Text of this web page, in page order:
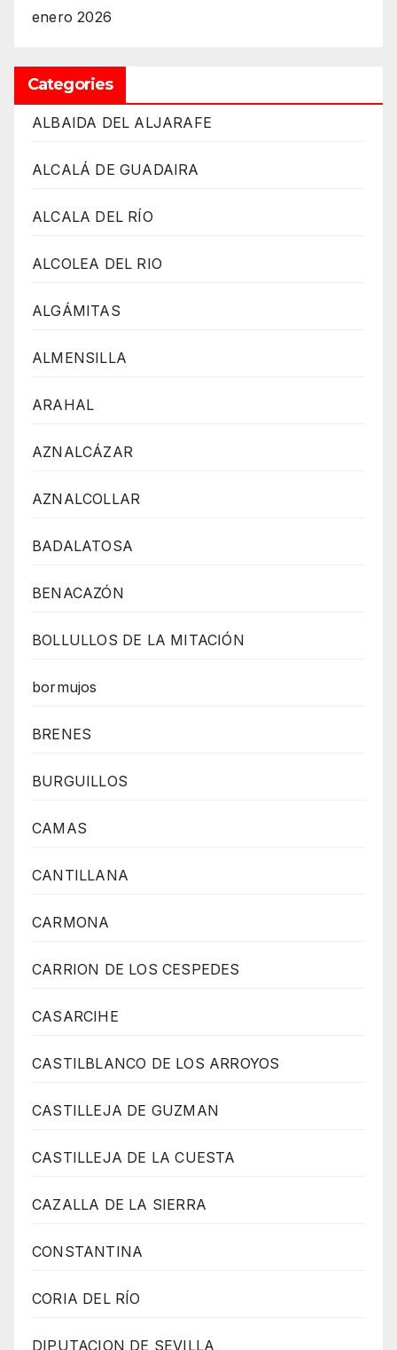
enero 2026
Categories
ALBAIDA DEL ALJARAFE
ALCALÁ DE GUADAIRA
ALCALA DEL RÍO
ALCOLEA DEL RIO
ALGÁMITAS
ALMENSILLA
ARAHAL
AZNALCÁZAR
AZNALCOLLAR
BADALATOSA
BENACAZÓN
BOLLULLOS DE LA MITACIÓN
bormujos
BRENES
BURGUILLOS
CAMAS
CANTILLANA
CARMONA
CARRION DE LOS CESPEDES
CASARCIHE
CASTILBLANCO DE LOS ARROYOS
CASTILLEJA DE GUZMAN
CASTILLEJA DE LA CUESTA
CAZALLA DE LA SIERRA
CONSTANTINA
CORIA DEL RÍO
DIPUTACION DE SEVILLA